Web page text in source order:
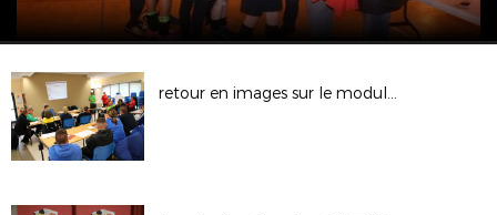
retour en images sur le module U7 à Croth